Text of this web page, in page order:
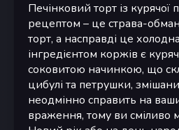
Печінковий торт із курячої
рецептом – це страва-
торт, а насправді це
інгредієнтом коржів є
соковитою начинкою, що
цибулі та петрушки,
неодмінно справить на
враження, тому ви сміливо